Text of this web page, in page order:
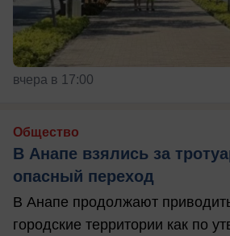
вчера в 17:00
Общество
В Анапе взялись за
опасный переход
В Анапе продолжают
городские территории как по